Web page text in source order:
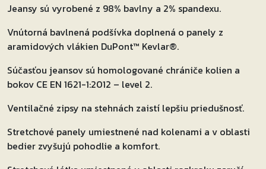
Jeansy sú vyrobené z 98% bavlny a 2% spandexu.
Vnútorná bavlnená podšívka doplnená o panely z
aramidových vlákien DuPont™ Kevlar®.
Súčasťou jeansov sú homologované chrániče kolien a
bokov CE EN 1621-1:2012 – level 2.
Ventilačné zipsy na stehnách zaistí lepšiu priedušnosť.
Stretchové panely umiestnené nad kolenami a v oblasti
bedier zvyšujú pohodlie a komfort.